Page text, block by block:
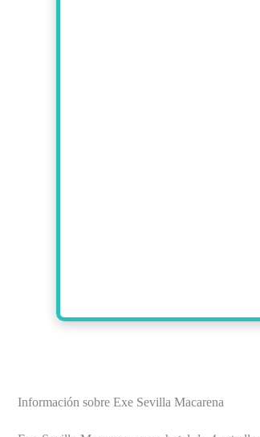
Información sobre Exe Sevilla Macarena